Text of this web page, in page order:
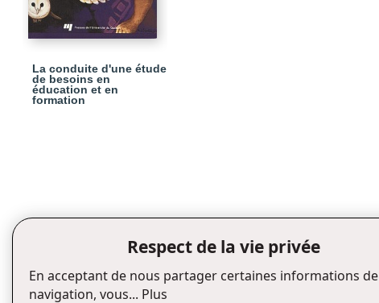
La conduite d'une étude
de besoins en
éducation et en
formation
Respect de la vie privée
En acceptant de nous partager certaines informations de
navigation, vous... Plus